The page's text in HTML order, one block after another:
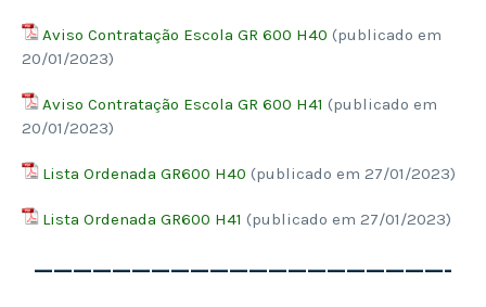
Aviso Contratação Escola GR 600 H40 (publicado em
20/01/2023)
Aviso Contratação Escola GR 600 H41 (publicado em
20/01/2023)
Lista Ordenada GR600 H40 (publicado em 27/01/2023)
Lista Ordenada GR600 H41 (publicado em 27/01/2023)
—————————————————————-